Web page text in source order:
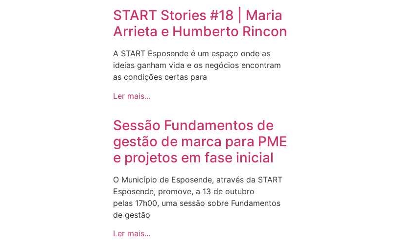
START Stories #18 | Maria
Arrieta e Humberto Rincon
A START Esposende é um espaço onde as
ideias ganham vida e os negócios encontram
as condições certas para
Ler mais...
Sessão Fundamentos de
gestão de marca para PME
e projetos em fase inicial
O Município de Esposende, através da START
Esposende, promove, a 13 de outubro
pelas 17h00, uma sessão sobre Fundamentos
de gestão
Ler mais...